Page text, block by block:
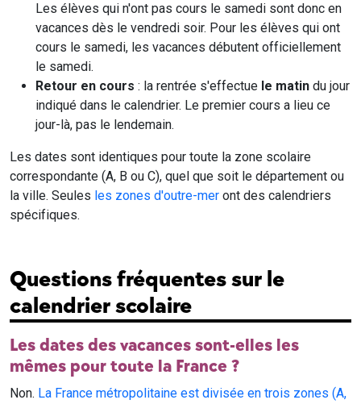
Les élèves qui n'ont pas cours le samedi sont donc en
vacances dès le vendredi soir. Pour les élèves qui ont
cours le samedi, les vacances débutent officiellement
le samedi.
Retour en cours : la rentrée s'effectue le matin du jour
indiqué dans le calendrier. Le premier cours a lieu ce
jour-là, pas le lendemain.
Les dates sont identiques pour toute la zone scolaire
correspondante (A, B ou C), quel que soit le département ou
la ville. Seules les zones d'outre-mer ont des calendriers
spécifiques.
Questions fréquentes sur le
calendrier scolaire
Les dates des vacances sont-elles les
mêmes pour toute la France ?
Non. La France métropolitaine est divisée en trois zones (A,